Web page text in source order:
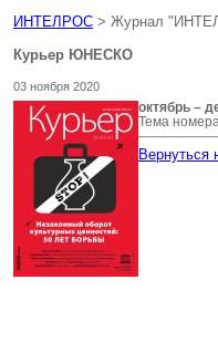
ИНТЕЛРОС > Журнал
Курьер ЮНЕСКО
03 ноября 2020
октябрь –
Тема
Вернуться